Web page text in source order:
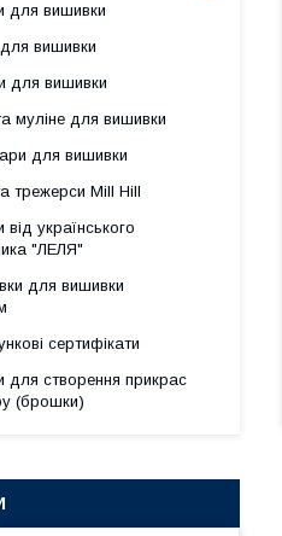
для вишивки
вишивки
для вишивки
муліне для вишивки
для вишивки
трежерси Mill Hill
українського
"ЛЕЛЯ"
для вишивки
сертифікати
для створення прикрас
(брошки)